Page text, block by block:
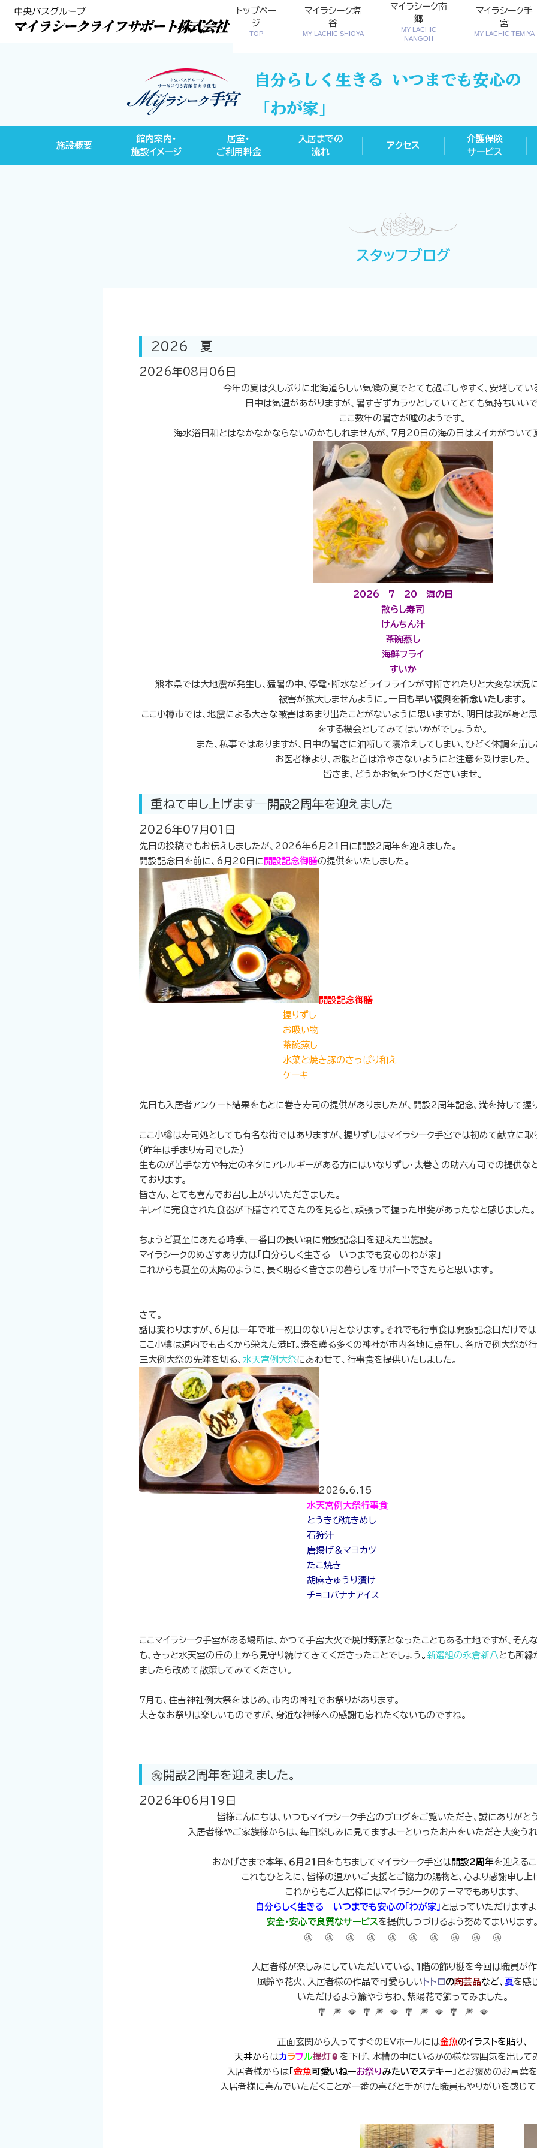
トップペー
ジ
TOP
マイラシーク塩
谷
MY LACHIC SHIOYA
マイラシーク南
郷
MY LACHIC
NANGOH
マイラシーク手
宮
MY LACHIC TEMIYA
自分らしく生きる いつまでも安心の
「わが家」
施設概要
館内案内・
施設イメージ
居室・
ご利用料金
入居までの
流れ
アクセス
介護保険
サービス
スタッフブログ
2026 夏
2026年08月06日
今年の夏は久しぶりに北海道らしい気候の夏でとても過ごしやすく、安堵してい
日中は気温があがりますが、暑すぎずカラッとしていてとても気持ちいいで
ここ数年の暑さが嘘のようです。
海水浴日和とはなかなかならないのかもしれませんが、7月20日の海の日はスイカがついて
2026 7 20 海の日
散らし寿司
けんちん汁
茶碗蒸し
海鮮フライ
すいか
熊本県では大地震が発生し、猛暑の中、停電・断水などライフラインが寸断されたりと大変な状況
被害が拡大しませんように。 一日も早い復興を祈念いたします。
ここ小樽市では、地震による大きな被害はあまり出たことがないように思いますが、明日は我が身と
をする機会としてみてはいかがでしょうか。
また、私事ではありますが、日中の暑さに油断して寝冷えしてしまい、ひどく体調を崩し
お医者様より、お腹と首は冷やさないようにと注意を受けました。
皆さま、どうかお気をつけくださいませ。
重ねて申し上げます―開設2周年を迎えました
2026年07月01日
先日の投稿でもお伝えしましたが、2026年6月21日に開設2周年を迎えました。
開設記念日を前に、6月20日に 開設記念御膳の提供をいたしました。
開設記念御膳
握りずし
お吸い物
茶碗蒸し
水菜と焼き豚のさっぱり和え
ケーキ
先日も入居者アンケート結果をもとに巻き寿司の提供がありましたが、開設2周年記念、満を持して握
ここ小樽は寿司処としても有名な街ではありますが、握りずしはマイラシーク手宮では初めて献立に取
（昨年は手まり寿司でした）
生ものが苦手な方や特定のネタにアレルギーがある方にはいなりずし・太巻きの助六寿司での提供な
ております。
皆さん、とても喜んでお召し上がりいただきました。
キレイに完食された食器が下膳されてきたのを見ると、頑張って握った甲斐があったなと感じました。
ちょうど夏至にあたる時季、一番日の長い頃に開設記念日を迎えた当施設。
マイラシークのめざすあり方は「自分らしく生きる いつまでも安心のわが家」
これからも夏至の太陽のように、長く明るく皆さまの暮らしをサポートできたらと思います。
さて。
話は変わりますが、6月は一年で唯一祝日のない月となります。それでも行事食は開設記念日だけでは
ここ小樽は道内でも古くから栄えた港町。港を護る多くの神社が市内各地に点在し、各所で例大祭が行
三大例大祭の先陣を切る、 水天宮例大祭にあわせて、行事食を提供いたしました。
2026.6.15
水天宮例大祭行事食
とうきび焼きめし
石狩汁
唐揚げ＆マヨカツ
たこ焼き
胡麻きゅうり漬け
チョコバナナアイス
ここマイラシーク手宮がある場所は、かつて手宮大火で焼け野原となったこともある土地ですが、そん
も、きっと水天宮の丘の上から見守り続けてきてくださったことでしょう 。 新選組の永倉新八 とも所縁
ましたら改めて散策してみてください。
7月も、住吉神社例大祭をはじめ、市内の神社でお祭りがあります。
大きなお祭りは楽しいものですが、身近な神様への感謝も忘れたくないものですね。
㊗️開設2周年を迎えました。
2026年06月19日
皆様こんにちは、いつもマイラシーク手宮のブログをご覧いただき、誠にありがと
入居者様やご家族様からは、毎回楽しみに見てますよーといったお声をいただき大変うれ
おかげさまで本年、６月２１日 をもちましてマイラシーク手宮は開設２周年を迎える
これもひとえに、皆様の温かいご支援とご協力の賜物と、心より感謝申し上
これからもご入居様にはマイラシークのテーマでもあります、
自分らしく生きる いつまでも安心の「わが家」 と思っていただけますよ
安全・安心で良質なサービス を提供しつづけるよう努めてまいります。
㊗️ ㊗️ ㊗️ ㊗️ ㊗️ ㊗️ ㊗️ ㊗️ ㊗️ ㊗️
入居者様が楽しみにしていただいている、１階の飾り棚を今回は職員が
風鈴や花火、入居者様の作品で可愛らしい トトロの陶芸品など、 夏を感
いただけるよう簾やうちわ、紫陽花で飾ってみました。
🎐 🎆 🪭 🎐 🎆 🪭 🎐 🎆 🪭 🎐 🎆 🪭
正面玄関から入ってすぐのEVホールには金魚のイラストを貼り、
天井からはカラフ ル提灯🏮 を下げ、水槽の中にいるかの様な雰囲気を出して
入居者様からは 「金魚可愛いねーお祭りみたいでステキー」 とお褒めのお言葉を
入居者様に喜んでいただくことが一番の喜びと手がけた職員もやりがいを感じて